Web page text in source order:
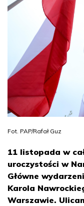
Fot. PAP/Rafał Guz
11 listopada w
uroczystości w
Główne
Karola
Warszawie.